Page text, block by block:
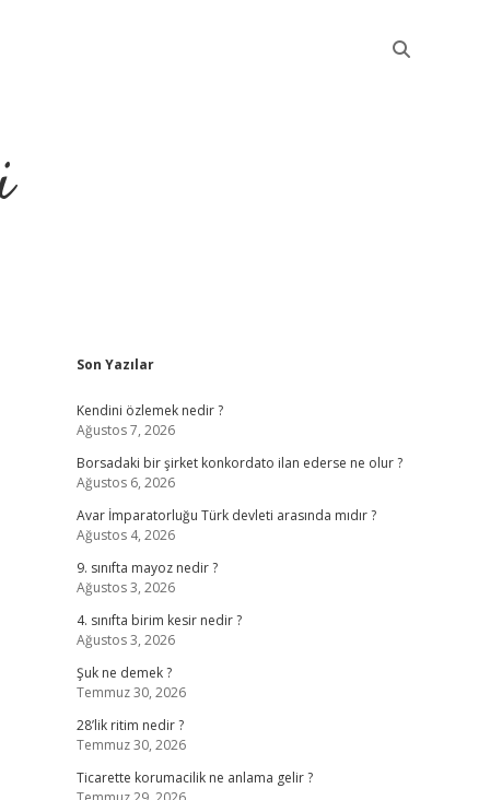
Sidebar
Son Yazılar
Kendini özlemek nedir ?
Ağustos 7, 2026
Borsadaki bir şirket konkordato ilan ederse ne olur ?
Ağustos 6, 2026
Avar İmparatorluğu Türk devleti arasında mıdır ?
Ağustos 4, 2026
9. sınıfta mayoz nedir ?
Ağustos 3, 2026
4. sınıfta birim kesir nedir ?
Ağustos 3, 2026
Şuk ne demek ?
Temmuz 30, 2026
28’lik ritim nedir ?
Temmuz 30, 2026
Ticarette korumacilik ne anlama gelir ?